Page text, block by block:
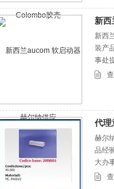
新
新西
装产
事处
代理
赫尔
品经
大办